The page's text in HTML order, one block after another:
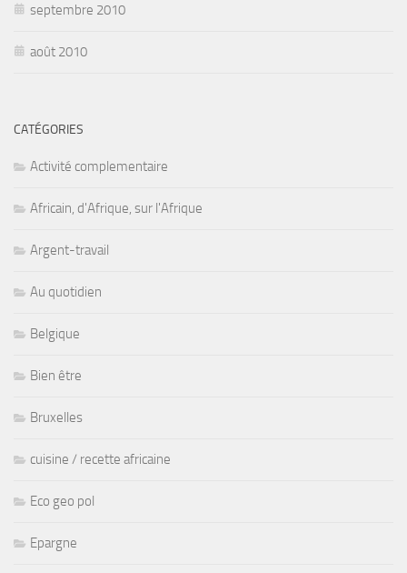
septembre 2010
août 2010
CATÉGORIES
Activité complementaire
Africain, d'Afrique, sur l'Afrique
Argent-travail
Au quotidien
Belgique
Bien être
Bruxelles
cuisine / recette africaine
Eco geo pol
Epargne